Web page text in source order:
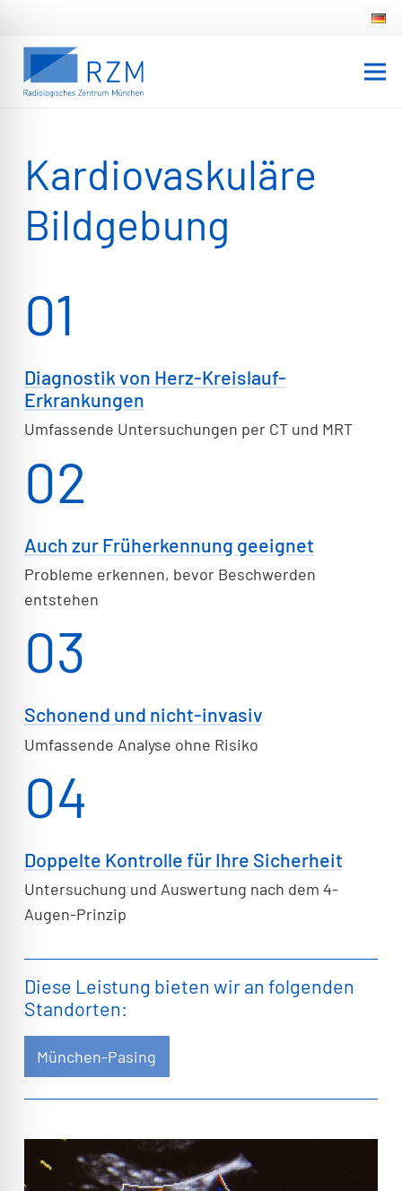
Kardiovaskuläre
Bildgebung
01
Diagnostik von Herz-Kreislauf-
Erkrankungen
Umfassende Untersuchungen per CT und MRT
02
Auch zur Früherkennung geeignet
Probleme erkennen, bevor Beschwerden
entstehen
03
Schonend und nicht-invasiv
Umfassende Analyse ohne Risiko
04
Doppelte Kontrolle für Ihre Sicherheit
Untersuchung und Auswertung nach dem 4-
Augen-Prinzip
Diese Leistung bieten wir an folgenden
Standorten:
München-Pasing